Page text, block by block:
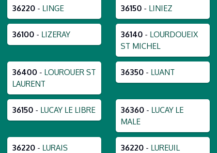
36220 - LINGE 36150 - LINIEZ
36100 - LIZERAY 36140 - LOURDOUEIX
ST MICHEL
36400 - LOUROUER ST
LAURENT
36350 - LUANT
36150 - LUCAY LE LIBRE 36360 - LUCAY LE
MALE
36220 - LURAIS 36220 - LUREUIL